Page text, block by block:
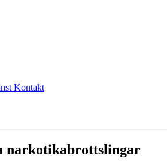
Kontakt
narkotikabrottslingar